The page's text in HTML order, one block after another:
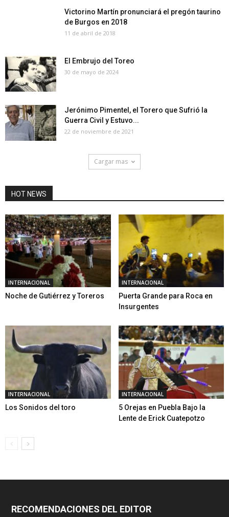
Victorino Martín pronunciará el pregón taurino
de Burgos en 2018
11 de abril de 2018
El Embrujo del Toreo
30 de mayo de 2024
Jerónimo Pimentel, el Torero que Sufrió la
Guerra Civil y Estuvo...
22 de noviembre de 2021
Cargar mas
HOT NEWS
INTERNACIONAL
Noche de Gutiérrez y Toreros
INTERNACIONAL
Puerta Grande para Roca en
Insurgentes
INTERNACIONAL
Los Sonidos del toro
INTERNACIONAL
5 Orejas en Puebla Bajo la
Lente de Erick Cuatepotzo
RECOMENDACIONES DEL EDITOR